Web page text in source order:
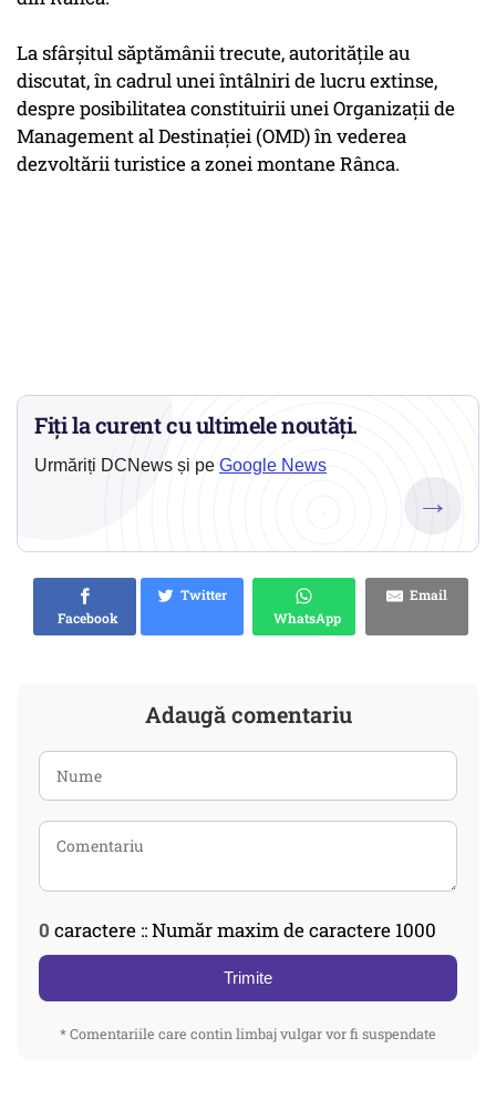
La sfârșitul săptămânii trecute, autoritățile au
discutat, în cadrul unei întâlniri de lucru extinse,
despre posibilitatea constituirii unei Organizații de
Management al Destinației (OMD) în vederea
dezvoltării turistice a zonei montane Rânca.
Fiți la curent cu ultimele noutăți.
Urmăriți DCNews și pe Google News
→
Facebook
Twitter
WhatsApp
Email
Adaugă comentariu
0 caractere :: Număr maxim de caractere 1000
Trimite
* Comentariile care contin limbaj vulgar vor fi suspendate